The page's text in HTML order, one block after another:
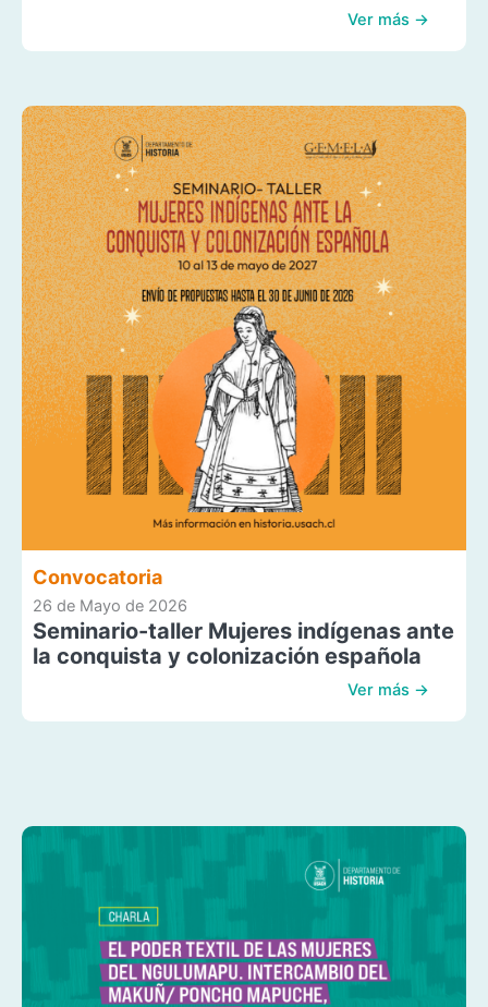
Ver más →
Convocatoria
26 de Mayo de 2026
Seminario-taller Mujeres indígenas ante
la conquista y colonización española
Ver más →